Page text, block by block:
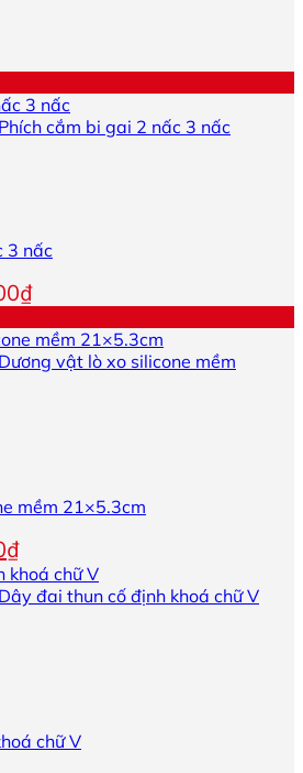
3 nấc
₫Khoảng
giá:
từ
130,000₫
đến
mềm 21×5.3cm
₫Giá
hiện
tại
là:
chữ V